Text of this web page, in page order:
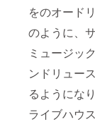
をのオード
のように、
ミュージッ
ンドリュー
るようにな
ライブハウ